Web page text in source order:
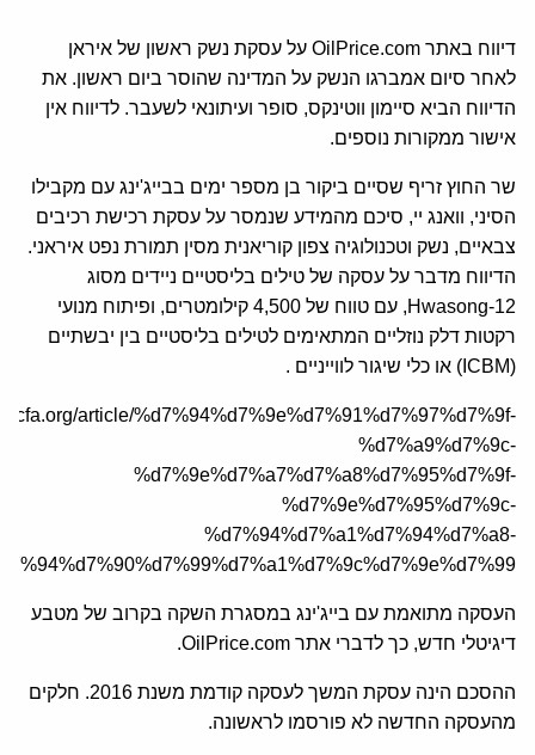
דיווח באתר OilPrice.com על עסקת נשק ראשון של איראן
לאחר סיום אמברגו הנשק על המדינה שהוסר ביום ראשון. את
הדיווח הביא סיימון ווטינקס, סופר ועיתונאי לשעבר. לדיווח אין
אישור ממקורות נוספים.
שר החוץ זריף שסיים ביקור בן מספר ימים בבייג'ינג עם מקבילו
הסיני, וואנג יי, סיכם מהמידע שנמסר על עסקת רכישת רכיבים
צבאיים, נשק וטכנולוגיה צפון קוריאנית מסין תמורת נפט איראני.
הדיווח מדבר על עסקה של טילים בליסטיים ניידים מסוג
Hwasong-12, עם טווח של 4,500 קילומטרים, ופיתוח מנועי
רקטות דלק נוזליים המתאימים לטילים בליסטיים בין יבשתיים
(ICBM) או כלי שיגור לווייניים .
article/%d7%94%d7%9e%d7%91%d7%97%d7%9f-
%d7%a9%d7%9c-
%d7%9e%d7%a7%d7%a8%d7%95%d7%9f-
%d7%9e%d7%95%d7%9c-
%d7%94%d7%a1%d7%94%d7%a8-
העסקה מתואמת עם בייג'ינג במסגרת השקה בקרוב של מטבע
דיגיטלי חדש, כך לדברי אתר OilPrice.com.
ההסכם הינה עסקת המשך לעסקה קודמת משנת 2016. חלקים
מהעסקה החדשה לא פורסמו לראשונה.